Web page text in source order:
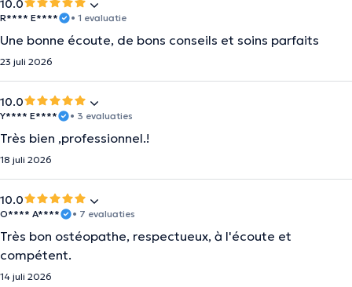
10.0
R**** E**** • 1 evaluatie
Une bonne écoute, de bons conseils et soins parfaits
23 juli 2026
10.0
Y**** E**** • 3 evaluaties
Très bien ,professionnel.!
18 juli 2026
10.0
O**** A**** • 7 evaluaties
Très bon ostéopathe, respectueux, à l'écoute et
compétent.
14 juli 2026